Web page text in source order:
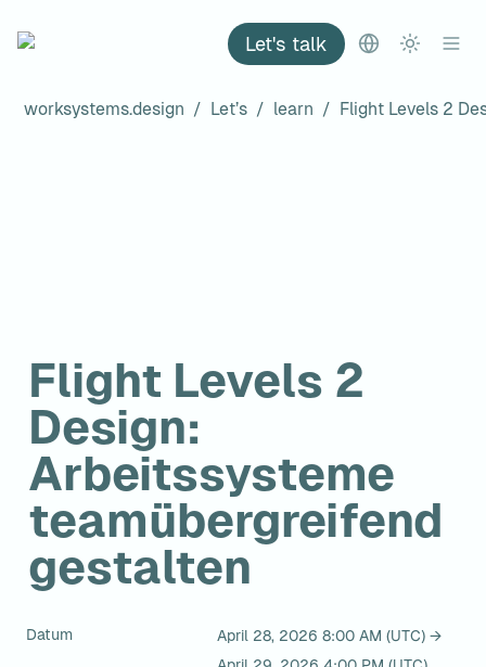
Let's talk
worksystems.design / Let’s / learn /
Flight Levels 2
Design:
Arbeitssysteme
teamübergreifend
gestalten
Datum
April 28, 2026 8:00 AM (UTC) →